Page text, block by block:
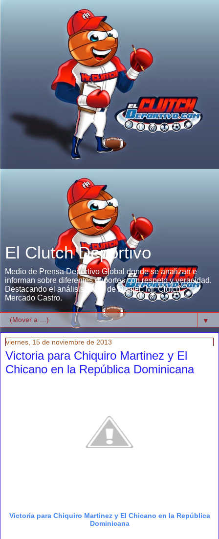
El Clutch Deportivo
Medio de Prensa Deportivo Global donde se analizan e
informan sobre diferentes deportes con respeto y veracidad.
Destacando el análisis único de Daniel "Mr. Clutch"
Mercado Castro.
▼
viernes, 15 de noviembre de 2013
Victoria para Chiquiro Martinez y El
Victoria para Chiquiro Martinez y El Chicano en la República
Dominicana‏